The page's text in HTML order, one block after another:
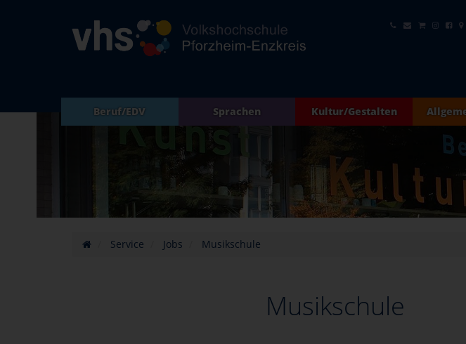
Beruf/EDV Sprachen Kultur/Gestalten
Service Jobs Musikschule
Musikschule